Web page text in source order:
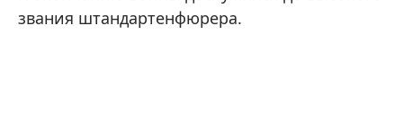
звания штандартенфюрера.